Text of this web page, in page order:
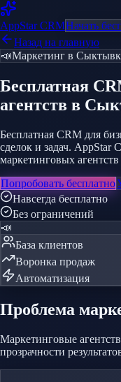
AppStarCRMНачать
Назад на главную
📣Маркетинг в
Бесплатная
агентств в
Бесплатная CRM для
сделок и задач. AppStar
маркетинговых
Попробовать бесплатно
Навсегда бесплатно
Без ограничений
📣
База клиентов
Воронка продаж
Автоматизация
Проблема
Маркетинговые
прозрачности